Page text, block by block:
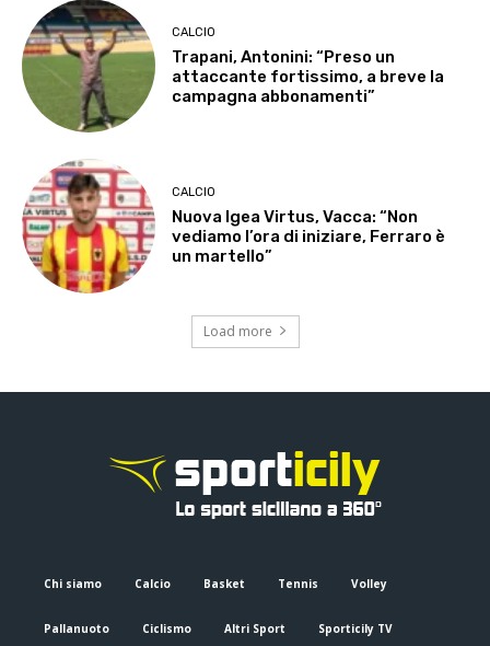
CALCIO
Trapani, Antonini: “Preso un
attaccante fortissimo, a breve la
campagna abbonamenti”
CALCIO
Nuova Igea Virtus, Vacca: “Non
vediamo l’ora di iniziare, Ferraro è
un martello”
Load more
Chi siamo Calcio Basket Tennis Volley
Pallanuoto Ciclismo Altri Sport Sporticily TV